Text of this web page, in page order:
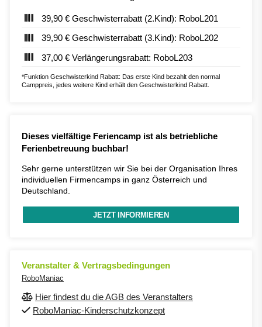
39,90 € Geschwisterrabatt (2.Kind): RoboL201
39,90 € Geschwisterrabatt (3.Kind): RoboL202
37,00 € Verlängerungsrabatt: RoboL203
*Funktion Geschwisterkind Rabatt: Das erste Kind bezahlt den normal
Camppreis, jedes weitere Kind erhält den Geschwisterkind Rabatt.
Dieses vielfältige Feriencamp ist als betriebliche
Ferienbetreuung buchbar!
Sehr gerne unterstützen wir Sie bei der Organisation Ihres
individuellen Firmencamps in ganz Österreich und
Deutschland.
JETZT INFORMIEREN
Veranstalter & Vertragsbedingungen
RoboManiac
Hier findest du die AGB des Veranstalters
RoboManiac-Kinderschutzkonzept